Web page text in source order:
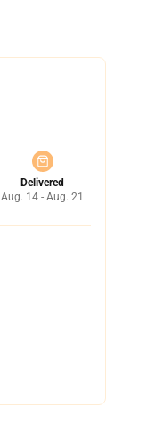
Delivered
Aug. 14 - Aug. 21